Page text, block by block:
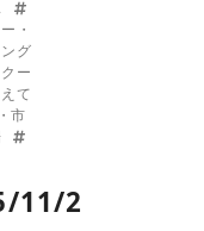
・
グ
ー
て
市
11/2